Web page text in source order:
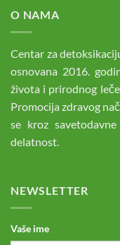
O NAMA
Centar za
osnovana 2016.
života i prirodnog
Promocija zdravog
se kroz
delatnost.
NEWSLETTER
Vaše ime